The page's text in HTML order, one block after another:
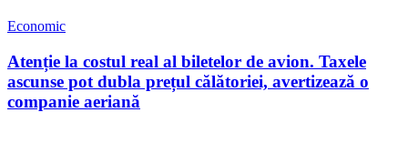
Economic
Atenție la costul real al biletelor de avion. Taxele
ascunse pot dubla prețul călătoriei, avertizează o
companie aeriană